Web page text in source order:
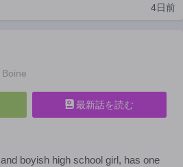
4日前
最新話を読む
boyish high school girl, has one